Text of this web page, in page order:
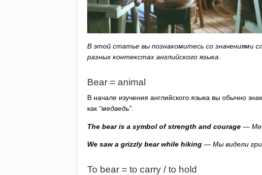
В этой статье вы познакомитесь со значениями
разных контекстах английского языка.
Bear = animal
В начале изучения английского языка вы обычно
как “медведь”
The bear is a symbol of strength and courage —
We saw a grizzly bear while hiking — Мы видели
To bear = to carry /to hold